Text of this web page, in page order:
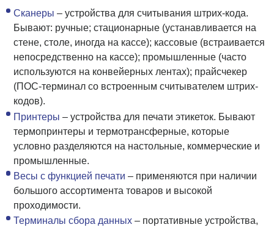
Сканеры – устройства для считывания штрих-кода.
Бывают: ручные; стационарные (устанавливается на
стене, столе, иногда на кассе); кассовые (встраивается
непосредственно на кассе); промышленные (часто
используются на конвейерных лентах); прайсчекер
(ПОС-терминал со встроенным считывателем штрих-
кодов).
Принтеры – устройства для печати этикеток. Бывают
термопринтеры и термотрансферные, которые
условно разделяются на настольные, коммерческие и
промышленные.
Весы с функцией печати – применяются при наличии
большого ассортимента товаров и высокой
проходимости.
Терминалы сбора данных – портативные устройства,